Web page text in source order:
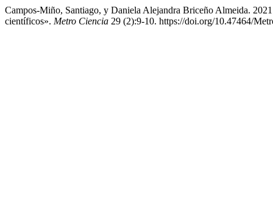
Campos-Miño, Santiago, y Daniela Alejandra Briceño Almeida.
científicos». Metro Ciencia 29 (2):9-10. https://doi.org/10.47464/